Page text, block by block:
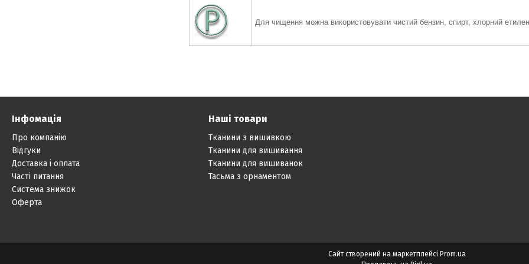
Для чищення можна використовувати чистий бензин, спирт, хлорний
Інфомація
Про компанію
Відгуки
Доставка і оплата
Часті питання
Система знижок
Оферта
Наші товари
Тканини з вишивкою
Тканини для вишивання
Тканини для вишиванок
Тасьма з орнаментом
Сайт створений на маркетплейсі Prom.ua